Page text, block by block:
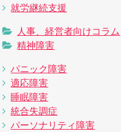
就労継続支援
人事、経営者向けコラム
精神障害
パニック障害
適応障害
睡眠障害
統合失調症
パーソナリティ障害